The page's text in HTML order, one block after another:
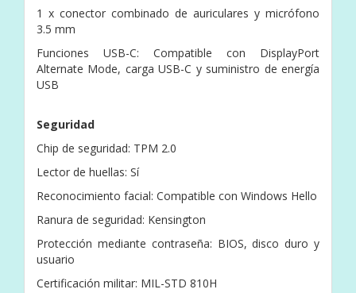
1 x conector combinado de auriculares y micrófono
3.5 mm
Funciones USB-C: Compatible con DisplayPort
Alternate Mode, carga USB-C y suministro de energía
USB
Seguridad
Chip de seguridad: TPM 2.0
Lector de huellas: Sí
Reconocimiento facial: Compatible con Windows Hello
Ranura de seguridad: Kensington
Protección mediante contraseña: BIOS, disco duro y
usuario
Certificación militar: MIL-STD 810H